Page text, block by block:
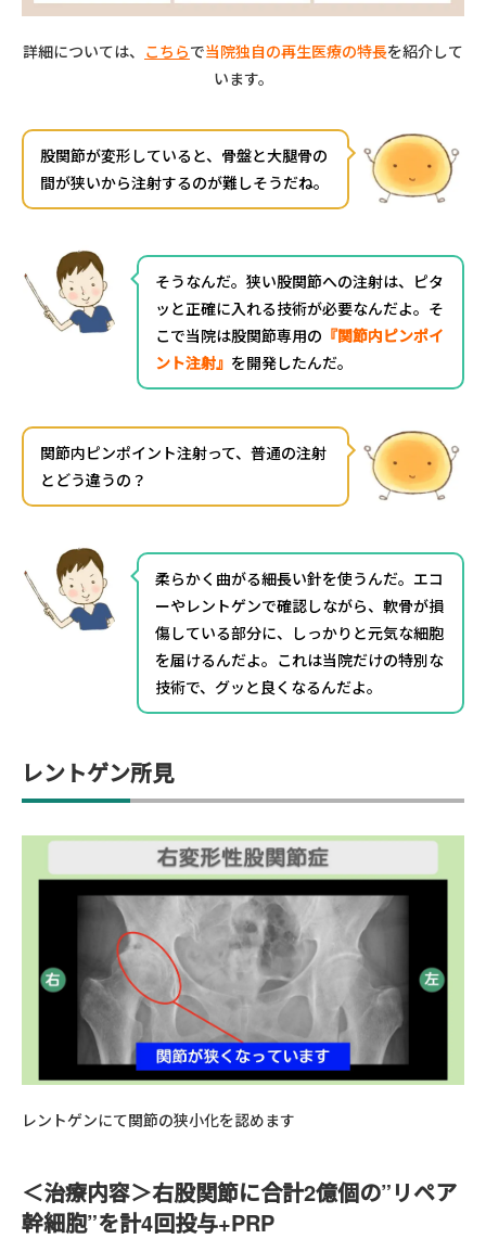
詳細については、 こちらで当院独自の再生医療の特長を紹介して
います。
股関節が変形していると、骨盤と大腿骨の
間が狭いから注射するのが難しそうだね。
そうなんだ。狭い股関節への注射は、ピタ
ッと正確に入れる技術が必要なんだよ。そ
こで当院は股関節専用の 『関節内ピンポイ
ント注射』 を開発したんだ。
関節内ピンポイント注射って、普通の注射
とどう違うの？
柔らかく曲がる細長い針を使うんだ。エコ
ーやレントゲンで確認しながら、軟骨が損
傷している部分に、しっかりと元気な細胞
を届けるんだよ。これは当院だけの特別な
技術で、グッと良くなるんだよ。
レントゲン所見
レントゲンにて関節の狭小化を認めます
＜治療内容＞右股関節に合計2億個の”リペア
幹細胞”を計4回投与+PRP